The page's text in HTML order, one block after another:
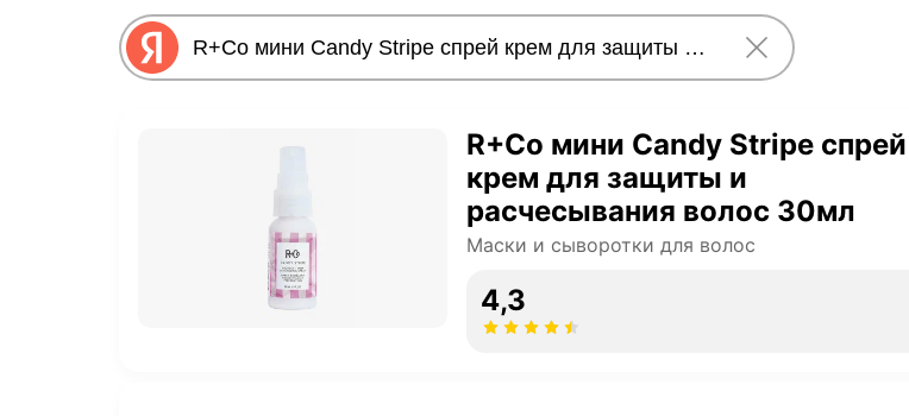
R+Co мини Candy Stripe спрей
крем для защиты и
расчесывания волос 30мл
Маски и сыворотки для волос
4,3